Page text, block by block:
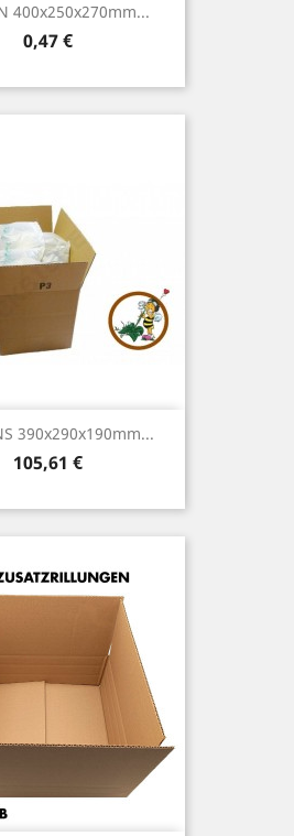
400x250x270mm...
Preis
0,47 €
390x290x190mm...
Preis
105,61 €